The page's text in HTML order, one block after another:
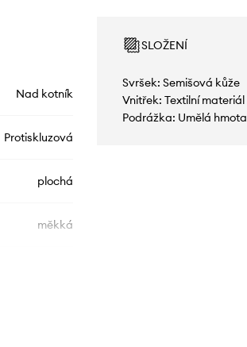
Nad kotník
Protiskluzová
plochá
měkká
SLOŽENÍ
Svršek: Semišová kůže
Vnitřek: Textilní materiál
Podrážka: Umělá hmota